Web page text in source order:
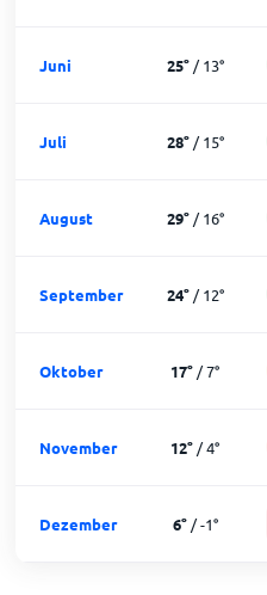
Juni 25°/13°
Juli 28°/15°
August 29°/16°
September 24°/12°
Oktober 17° /7°
November 12° /4°
Dezember 6°/-1°